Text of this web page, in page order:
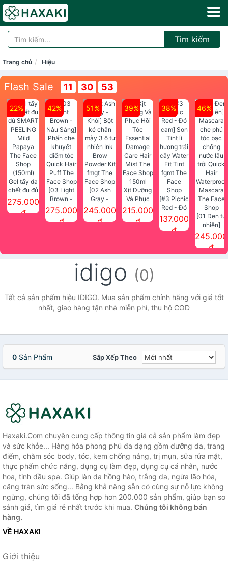
Tìm kiếm
Trang chủ Hiệu
Flash Sale 11 30 53
22%
Gel tẩy da
chết đu đủ
SMART
PEELING
275.000
đ
42%
[03 Light
Brown -
Nâu Sáng]
Phấn che
275.000
đ
51%
[02 Ash
Gray -
Khói] Bột
kẻ chân
Face Shop
245.000
đ
39%
Xịt Dưỡng
Và Phục
Hồi Tóc
Essential
215.000
đ
38%
[#3 Picnic
Red - Đỏ
cam] Son
137.000
đ
46%
[01 Đen tự
nhiên]
Mascara
che phủ
Waterproof
Mascara
245.000
đ
idigo (0)
Tất cả sản phẩm hiệu IDIGO. Mua sản phẩm chính hãng với giá tốt
nhất, giao hàng tận nhà miễn phí, thu hộ COD
0 Sản Phẩm Sắp Xếp Theo
Haxaki.Com chuyên cung cấp thông tin giá cả sản phẩm làm đẹp
và sức khỏe... Hàng hóa phong phú đa dạng gồm dưỡng da, trang
điểm, chăm sóc body, tóc, kem chống nắng, trị mụn, sữa rửa mặt,
thực phẩm chức năng, dụng cụ làm đẹp, dụng cụ cá nhân, nước
hoa, tinh dầu spa. Giúp làn da hồng hào, trắng da, ngừa lão hóa,
căng tràn sức sống... Bằng khả năng sẵn có cùng sự nỗ lực không
ngừng, chúng tôi đã tổng hợp hơn 200.000 sản phẩm, giúp bạn so
sánh giá, tìm giá rẻ nhất trước khi mua. Chúng tôi không bán
hàng.
VỀ HAXAKI
Giới thiệu